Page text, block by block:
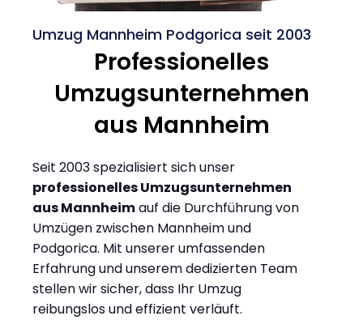
Umzug Mannheim Podgorica seit 2003
Professionelles
Umzugsunternehmen
aus Mannheim
Seit 2003 spezialisiert sich unser
professionelles Umzugsunternehmen
aus Mannheimauf die Durchführung von
Umzügen zwischen Mannheim und
Podgorica. Mit unserer umfassenden
Erfahrung und unserem dedizierten Team
stellen wir sicher, dass Ihr Umzug
reibungslos und effizient verläuft.